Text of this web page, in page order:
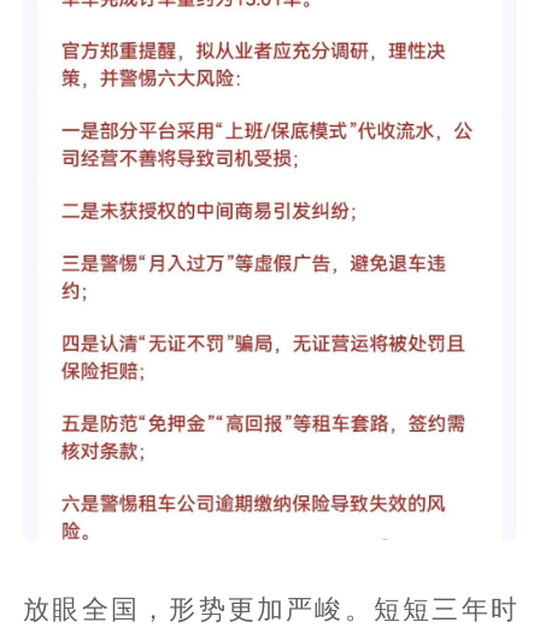
放眼全国，形势更加严峻。短短三年时